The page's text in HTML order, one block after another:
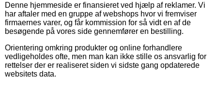
Denne hjemmeside er finansieret ved hjælp af reklamer. Vi
har aftaler med en gruppe af webshops hvor vi fremviser
firmaernes varer, og får kommission for så vidt en af de
besøgende på vores side gennemfører en bestilling.
Orientering omkring produkter og online forhandlere
vedligeholdes ofte, men man kan ikke stille os ansvarlig for
rettelser der er realiseret siden vi sidste gang opdaterede
websitets data.